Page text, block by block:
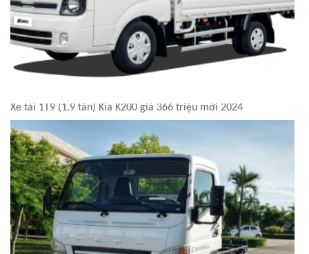
Xe tải 1T9 (1.9 tấn) Kia K200 giá 366 triệu mới 2024